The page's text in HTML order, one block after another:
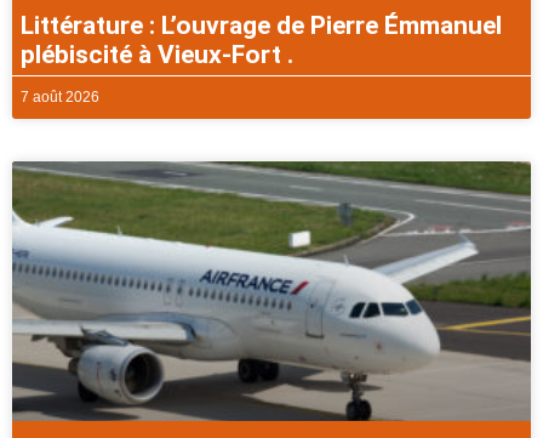
Littérature : L’ouvrage de Pierre Émmanuel
plébiscité à Vieux-Fort .
7 août 2026